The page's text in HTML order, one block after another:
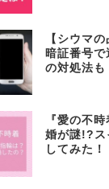
【シウマ
暗証番号
の対処法も
『愛の不
婚が謎!?ス
してみた！